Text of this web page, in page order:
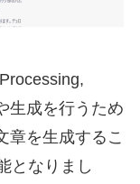
生成を行うため
章を生成するこ
となりまし